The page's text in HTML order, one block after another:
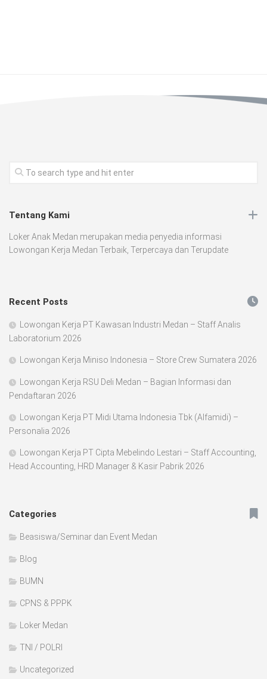
Tentang Kami
Loker Anak Medan merupakan media penyedia informasi
Lowongan Kerja Medan Terbaik, Terpercaya dan Terupdate
Recent Posts
Lowongan Kerja PT Kawasan Industri Medan – Staff Analis
Laboratorium 2026
Lowongan Kerja Miniso Indonesia – Store Crew Sumatera 2026
Lowongan Kerja RSU Deli Medan – Bagian Informasi dan
Pendaftaran 2026
Lowongan Kerja PT Midi Utama Indonesia Tbk (Alfamidi) –
Personalia 2026
Lowongan Kerja PT Cipta Mebelindo Lestari – Staff Accounting,
Head Accounting, HRD Manager & Kasir Pabrik 2026
Categories
Beasiswa/Seminar dan Event Medan
Blog
BUMN
CPNS & PPPK
Loker Medan
TNI / POLRI
Uncategorized